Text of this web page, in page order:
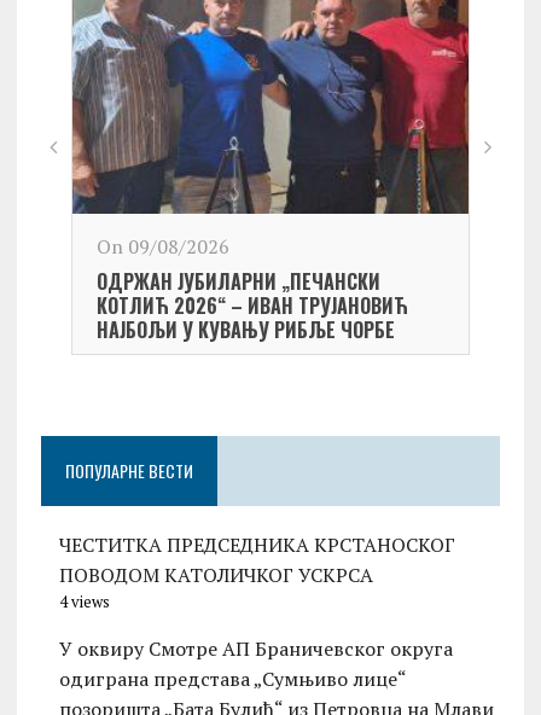
On 09/08/2026
ОДРЖАН ЈУБИЛАРНИ „ПЕЧАНСКИ
КОТЛИЋ 2026“ – ИВАН ТРУЈАНОВИЋ
НАЈБОЉИ У КУВАЊУ РИБЉЕ ЧОРБЕ
ПОПУЛАРНЕ ВЕСТИ
ЧЕСТИТКА ПРЕДСЕДНИКА КРСТАНОСКОГ
ПОВОДОМ КАТОЛИЧКОГ УСКРСА
4 views
У оквиру Смотре АП Браничевског округа
одиграна представа „Сумњиво лице“
позоришта „Бата Булић“ из Петровца на Млави